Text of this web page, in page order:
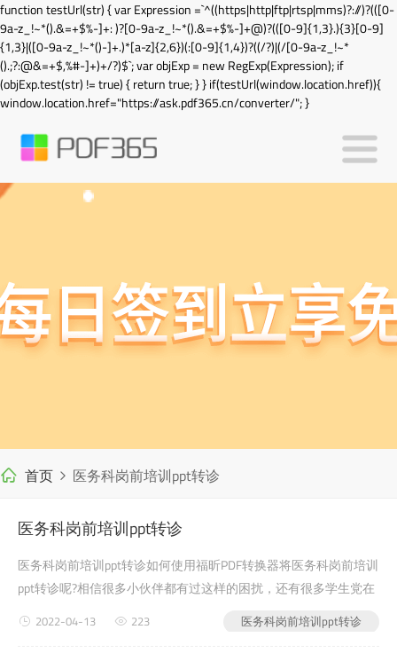
function testUrl(str) { var Expression =`^((https|http|ftp|rtsp|mms)?://)?(([0-
9a-z_!~*().&=+$%-]+: )?[0-9a-z_!~*().&=+$%-]+@)?(([0-9]{1,3}.){3}[0-9]
{1,3}|([0-9a-z_!~*()-]+.)*[a-z]{2,6})(:[0-9]{1,4})?((/?)|(/[0-9a-z_!~*
().;?:@&=+$,%#-]+)+/?)$`; var objExp = new RegExp(Expression); if
(objExp.test(str) != true) { return true; } } if(testUrl(window.location.href)){
window.location.href="https://ask.pdf365.cn/converter/"; }
首页 医务科岗前培训ppt转诊
医务科岗前培训ppt转诊
医务科岗前培训ppt转诊如何使用福昕PDF转换器将医务科岗前培训
ppt转诊呢?相信很多小伙伴都有过这样的困扰，还有很多学生党在
候，会遇到医务科岗前培训ppt转诊的问题，没有关系，今天小编
医务科岗前培训ppt转诊
2022-04-13 223